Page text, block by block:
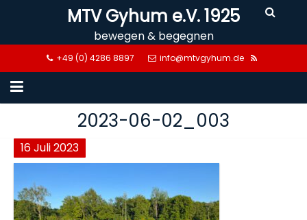
MTV Gyhum e.V. 1925
bewegen & begegnen
+49 (0) 4286 8897 info@mtvgyhum.de
2023-06-02_003
16Juli2023